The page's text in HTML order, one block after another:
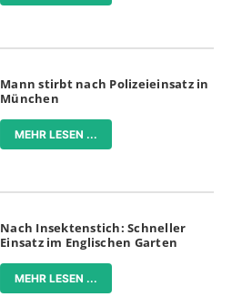
Mann stirbt nach Polizeieinsatz in
München
MEHR LESEN ...
Nach Insektenstich: Schneller
Einsatz im Englischen Garten
MEHR LESEN ...